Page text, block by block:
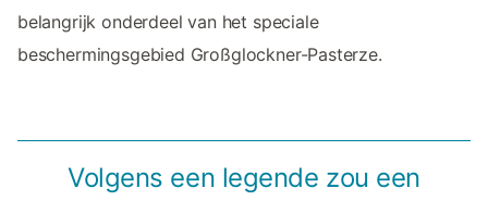
belangrijk onderdeel van het speciale
beschermingsgebied Großglockner-Pasterze.
Volgens een legende zou een